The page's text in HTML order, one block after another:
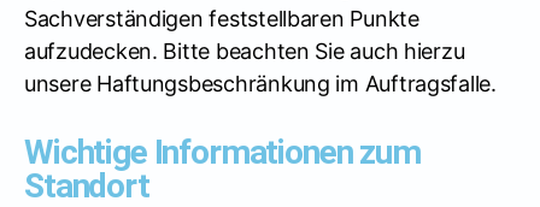
Sachverständigen feststellbaren Punkte
aufzudecken. Bitte beachten Sie auch hierzu
unsere Haftungsbeschränkung im Auftragsfalle.
Wichtige Informationen zum
Standort